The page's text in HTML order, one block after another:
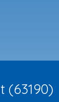
(63190)